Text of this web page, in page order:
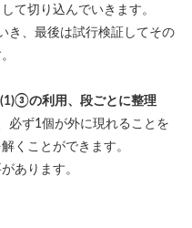
て切り込んでいきます。
き、最後は試行検証してその
の利用、段ごとに整理
必ず1個が外に現れることを
くことができます。
あります。